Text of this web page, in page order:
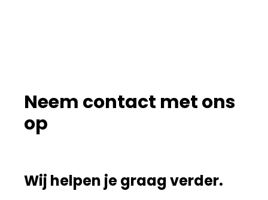
Neem contact met ons
op
Wij helpen je graag verder.